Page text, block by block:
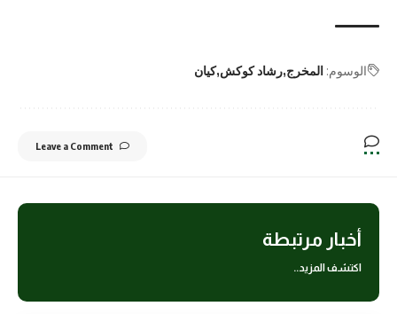
الوسوم: المخرج رشاد كوكش كيان
Leave a Comment
أخبار مرتبطة
اكتشف المزيد..